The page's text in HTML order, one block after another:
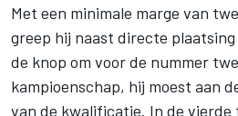
Met een minimale marge van
greep hij naast directe plaatsing
de knop om voor de nummer
kampioenschap, hij moest aan
van de kwalificatie. In de vierde